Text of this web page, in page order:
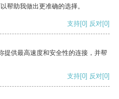
帮助我做出更准确的选择。
支持[0] 反对[0]
提供最高速度和安全性的连接，并帮
支持[0] 反对[0]